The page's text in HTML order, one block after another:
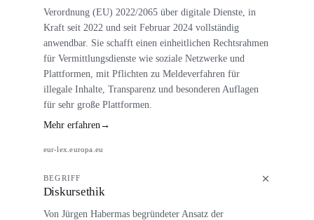
Verordnung (EU) 2022/2065 über digitale Dienste, in
Kraft seit 2022 und seit Februar 2024 vollständig
anwendbar. Sie schafft einen einheitlichen Rechtsrahmen
für Vermittlungsdienste wie soziale Netzwerke und
Plattformen, mit Pflichten zu Meldeverfahren für
illegale Inhalte, Transparenz und besonderen Auflagen
für sehr große Plattformen.
Mehr erfahren →
eur-lex.europa.eu
BEGRIFF
Diskursethik
Von Jürgen Habermas begründeter Ansatz der